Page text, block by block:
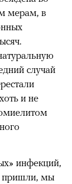
мерам, в
случай
и не
инфекций,
пришли, мы